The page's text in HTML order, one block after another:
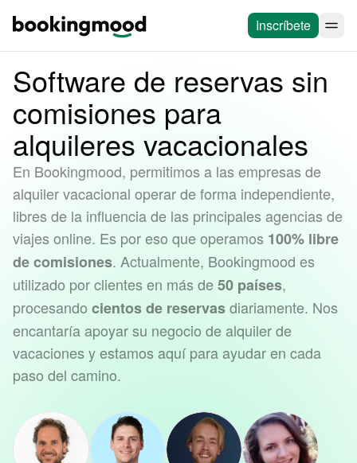
Inscríbete
Software de reservas sin
comisiones para
alquileres vacacionales
En Bookingmood, permitimos a las empresas de
alquiler vacacional operar de forma independiente,
libres de la influencia de las principales agencias de
viajes online. Es por eso que operamos 100% libre
de comisiones. Actualmente, Bookingmood es
utilizado por clientes en más de50 países,
procesando cientos de reservasdiariamente. Nos
encantaría apoyar su negocio de alquiler de
vacaciones y estamos aquí para ayudar en cada
paso del camino.